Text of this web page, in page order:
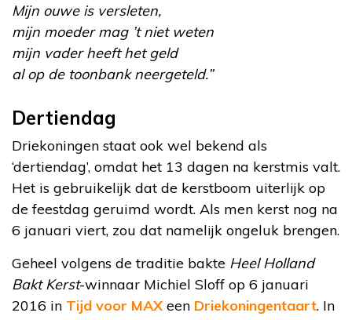
Mijn ouwe is versleten,
mijn moeder mag ’t niet weten
mijn vader heeft het geld
al op de toonbank neergeteld.”
Dertiendag
Driekoningen staat ook wel bekend als
‘dertiendag’, omdat het 13 dagen na kerstmis valt.
Het is gebruikelijk dat de kerstboom uiterlijk op
de feestdag geruimd wordt. Als men kerst nog na
6 januari viert, zou dat namelijk ongeluk brengen.
Geheel volgens de traditie bakte Heel Holland
Bakt Kerst-winnaar Michiel Sloff op 6 januari
2016 in Tijd voor MAX een Driekoningentaart. In